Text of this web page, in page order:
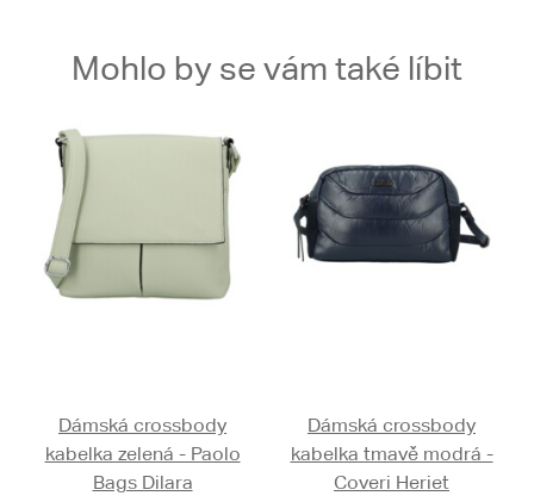
Mohlo by se vám také líbit
Dámská crossbody
kabelka zelená - Paolo
Bags Dilara
Dámská crossbody
kabelka tmavě modrá -
Coveri Heriet